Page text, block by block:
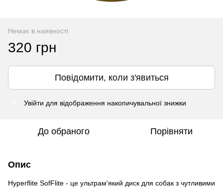
Немає в наявності
320 грн
Повідомити, коли з'явиться
Увійти для відображення накопичувальної знижки
До обраного Порівняти
Опис
Hyperflite SofFlite - це ультрам'який диск для собак з чутливими